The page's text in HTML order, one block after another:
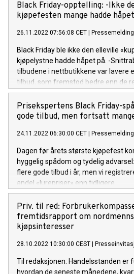
Black Friday-opptelling: -Ikke
kjøpefesten mange hadde
26.11.2022 07:56:08 CET Pressemelding
Black Friday ble ikke den elleville
kjøpelystne hadde håpet på. -
tilbudene i nettbutikkene var lavere
tilbud, som fremstod bedre enn de
forteller Norge-sjef Christoffer
Prisekspertens Black Friday-
gode tilbud, men fortsatt
24.11.2022 06:30:00 CET Pressemelding
Dagen før årets største kjøpefest
hyggelig spådom og tydelig
flere gode tilbud i år, men vi
andel «lurepriser» enn tidligere.
Priv. til red:
fremtidsrapport om
kjøpsinteresser
28.10.2022 10:30:00 CEST
Til redaksjonen: Handelsstanden er
hvordan de seneste månedene,